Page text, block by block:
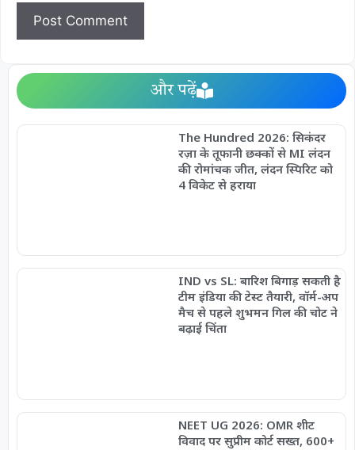
और पढ़ें
The Hundred 2026: सिकंदर
रज़ा के तूफानी छक्कों से MI लंदन
की रोमांचक जीत, लंदन स्पिरिट को
4 विकेट से हराया
IND vs SL: बारिश बिगाड़ सकती है
टीम इंडिया की टेस्ट तैयारी, वॉर्म-अप
मैच से पहले शुभमन गिल की चोट ने
बढ़ाई चिंता
NEET UG 2026: OMR शीट
विवाद पर सुप्रीम कोर्ट सख्त, 600+